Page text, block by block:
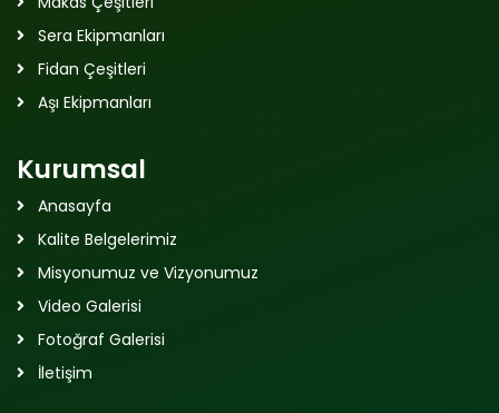
Sera Ekipmanları
Fidan Çeşitleri
Aşı Ekipmanları
Kurumsal
Anasayfa
Kalite Belgelerimiz
Misyonumuz ve Vizyonumuz
Video Galerisi
Fotoğraf Galerisi
İletişim